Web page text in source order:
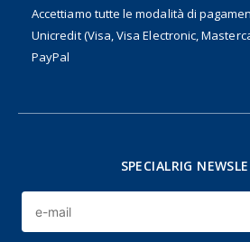
Accettiamo tutte le modalità di
Unicredit (Visa, Visa Electronic,
PayPal
SPECIALRIG